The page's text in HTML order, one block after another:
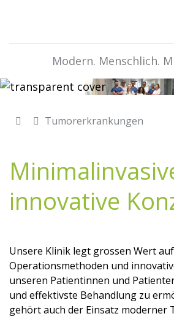
Modern. Menschlich.
Tumorerkrankungen
innovative
Unsere Klinik legt grossen Wert
Operationsmethoden und
unseren Patientinnen und
und effektivste Behandlung zu
gehört auch der Einsatz moderner